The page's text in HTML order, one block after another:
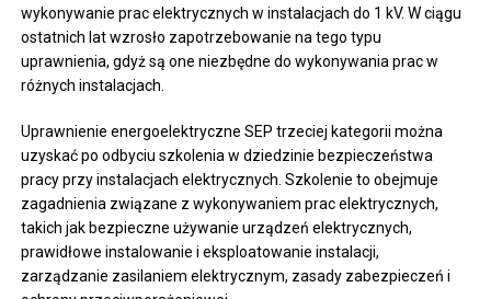
wykonywanie prac elektrycznych w instalacjach do 1 kV. W ciągu
ostatnich lat wzrosło zapotrzebowanie na tego typu
uprawnienia, gdyż są one niezbędne do wykonywania prac w
różnych instalacjach.
Uprawnienie energoelektryczne SEP trzeciej kategorii można
uzyskać po odbyciu szkolenia w dziedzinie bezpieczeństwa
pracy przy instalacjach elektrycznych. Szkolenie to obejmuje
zagadnienia związane z wykonywaniem prac elektrycznych,
takich jak bezpieczne używanie urządzeń elektrycznych,
prawidłowe instalowanie i eksploatowanie instalacji,
zarządzanie zasilaniem elektrycznym, zasady zabezpieczeń i